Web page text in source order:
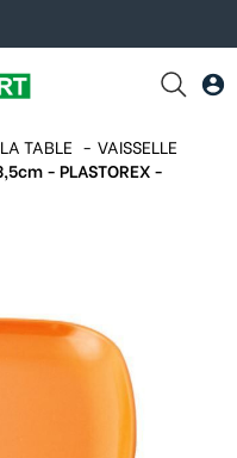
TABLE
VAISSELLE
- PLASTOREX -